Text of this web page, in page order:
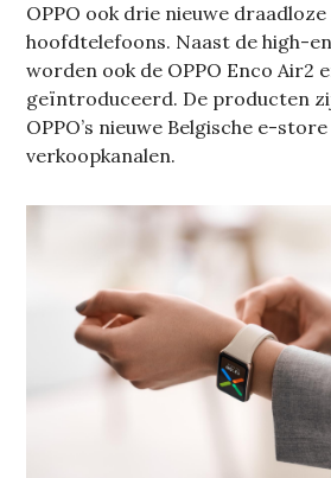
OPPO ook drie nieuwe
hoofdtelefoons. Naast de high-
worden ook de OPPO Enco Air2
geïntroduceerd. De producten
OPPO’s nieuwe Belgische e-
verkoopkanalen.